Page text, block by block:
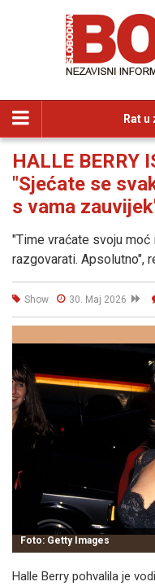
Rat u
HALLE BERRY
"Sjećate se
s vama
"Time vraćate svoju
razgovarati. Apsolutno",
Show 30. Maj 2026
Foto: Getty Images
Halle Berry pohvalila je